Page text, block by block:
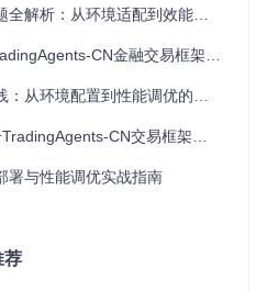
定场景需求。
方案
说明
预打包环境，体积较大
不易进行版本切换
下载到本地）
从环境适配到效能优化的完整解决方案
CN金融交易框架落地指南
环境配置到性能调优的完整指南
CN交易框架效率指南
署与性能调优实战指南
荐